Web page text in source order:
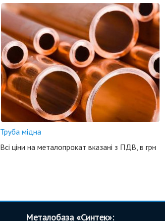
Труба мідна
Всі ціни на металопрокат вказані з ПДВ, в грн
Металобаза «Синтек»: